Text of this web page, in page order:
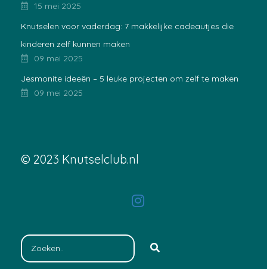
15 mei 2025
Knutselen voor vaderdag: 7 makkelijke cadeautjes die
kinderen zelf kunnen maken
09 mei 2025
Jesmonite ideeën – 5 leuke projecten om zelf te maken
09 mei 2025
© 2023 Knutselclub.nl